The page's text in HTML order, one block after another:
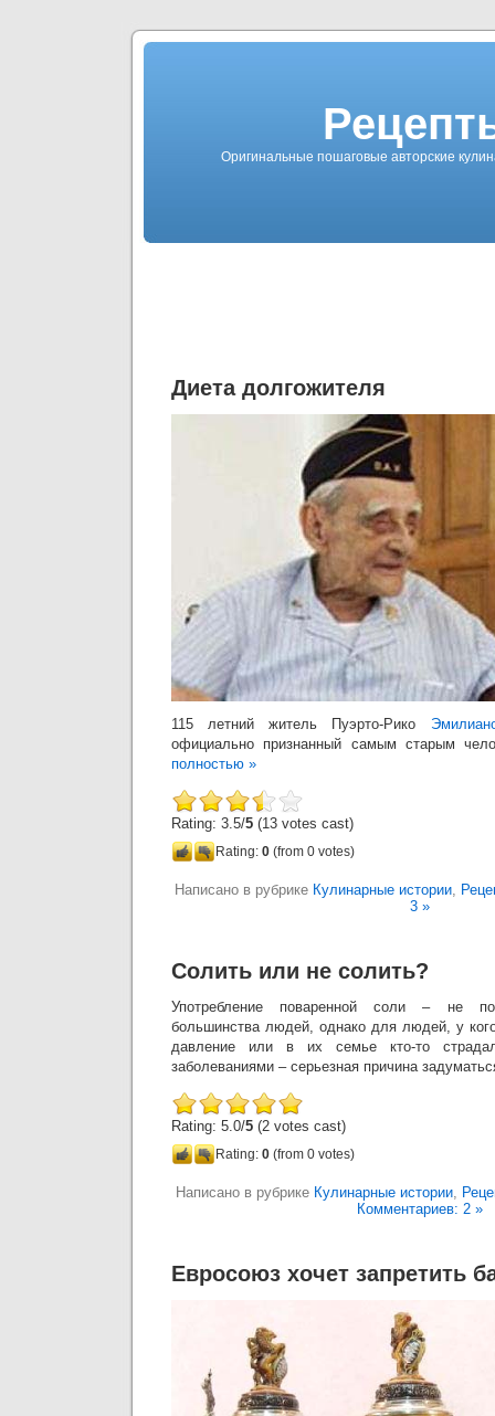
Оригинальные пошаговые авторские
Диета долгожителя
115 летний житель Пуэрто-Рико
официально признанный самым старым
полностью »
Rating: 3.5/5 (13 votes cast)
Rating: 0 (from 0 votes)
Написано в рубрике Кулинарные истории,
3 »
Солить или не солить?
Употребление поваренной соли – не
большинства людей, однако для людей, у
давление или в их семье кто-то страдал
заболеваниями – серьезная причина
Rating: 5.0/5 (2 votes cast)
Rating: 0 (from 0 votes)
Написано в рубрике Кулинарные истории,
Комментариев: 2 »
Евросоюз хочет запретить